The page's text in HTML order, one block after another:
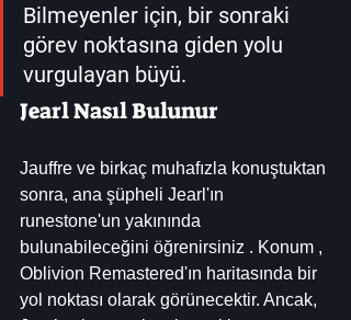
Bilmeyenler için, bir sonraki
görev noktasına giden yolu
vurgulayan büyü.
Jearl Nasıl Bulunur
Jauffre ve birkaç muhafızla konuştuktan
sonra, ana şüpheli Jearl'ın
runestone'un yakınında
bulunabileceğini öğrenirsiniz . Konum ,
Oblivion Remastered'ın haritasında bir
yol noktası olarak görünecektir. Ancak,